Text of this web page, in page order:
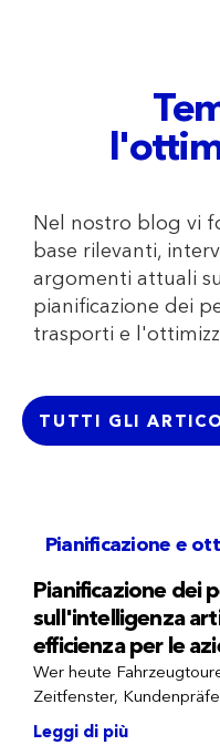
Nel nostro blog vi
base rilevanti,
argomenti attuali
pianificazione dei
trasporti e
TUTTI GLI
Pianificazione e
Pianificazione dei
sull'intelligenza
efficienza per le
Wer heute
Zeitfenster,
Leggi di più